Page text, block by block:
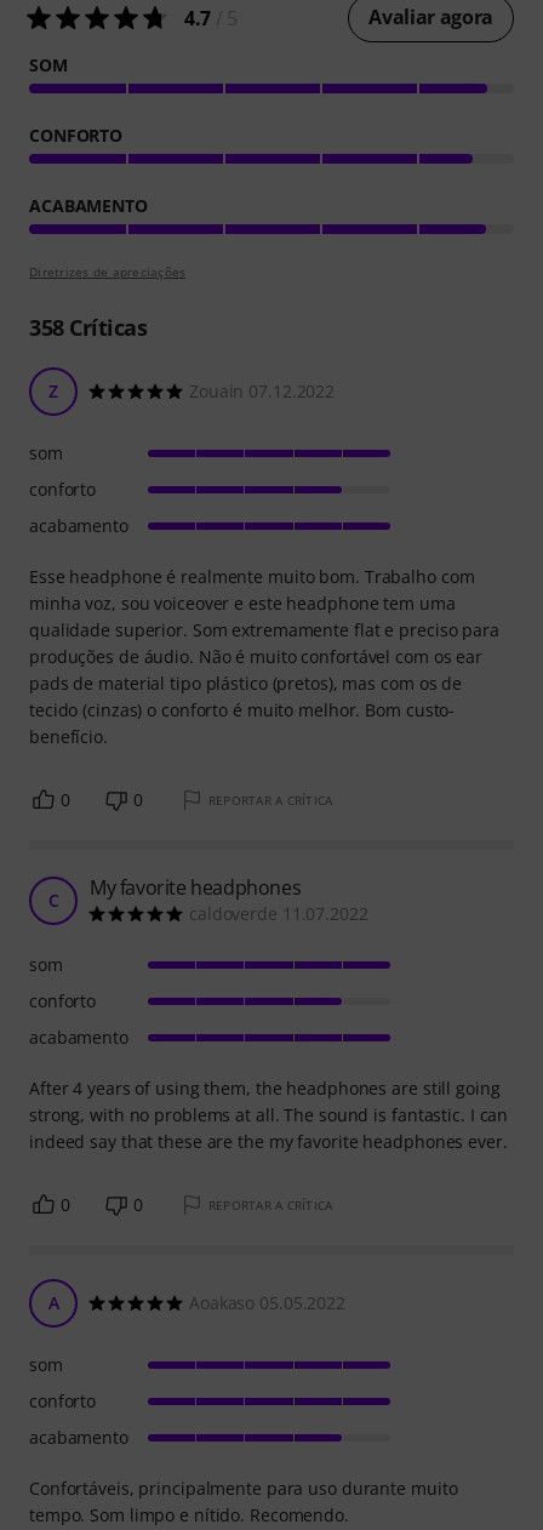
4.7 Avaliar agora
SOM
CONFORTO
ACABAMENTO
Diretrizes de apreciações
358Críticas
Z Zouain 07.12.2022
Esse headphone é realmente muito bom. Trabalho com
minha voz, sou voiceover e este headphone tem uma
qualidade superior. Som extremamente flat e preciso para
produções de áudio. Não é muito confortável com os ear
pads de material tipo plástico (pretos), mas com os de
tecido (cinzas) o conforto é muito melhor. Bom custo-
benefício.
som
conforto
acabamento
0 0 REPORTAR A CRÍTICA
C My favorite headphones
caldoverde 11.07.2022
After 4 years of using them, the headphones are still going
strong, with no problems at all. The sound is fantastic. I can
indeed say that these are the my favorite headphones ever.
som
conforto
acabamento
0 0 REPORTAR A CRÍTICA
A Aoakaso 05.05.2022
Confortáveis, principalmente para uso durante muito
tempo. Som limpo e nítido. Recomendo.
som
conforto
acabamento